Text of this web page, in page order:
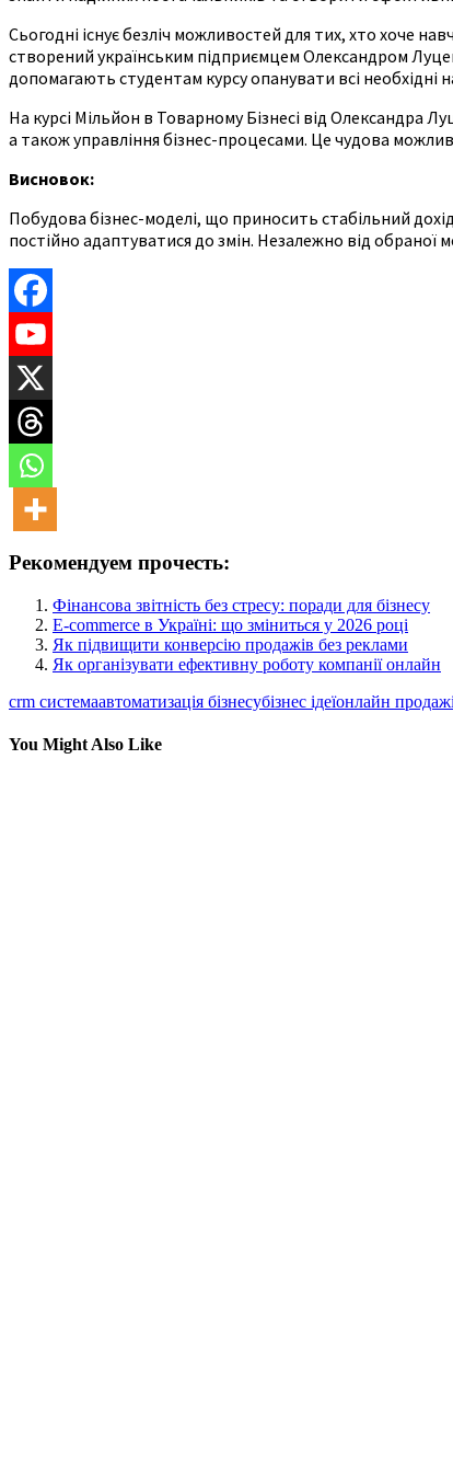
Сьогодні існує безліч можливостей для тих, хто хоче
створений українським підприємцем Олександром
допомагають студентам курсу опанувати всі необхідні
На курсі Мільйон в Товарному Бізнесі від Олександра
а також управління бізнес-процесами. Це чудова
Висновок:
Побудова бізнес-моделі, що приносить стабільний
постійно адаптуватися до змін. Незалежно від обраної
Рекомендуем прочесть:
Фінансова звітність без стресу: поради для бізнесу
E-commerce в Україні: що зміниться у 2026 році
Як підвищити конверсію продажів без реклами
Як організувати ефективну роботу компанії онлайн
crm системаавтоматизація бізнесубізнес ідеїонлайн продажі
You Might Also Like